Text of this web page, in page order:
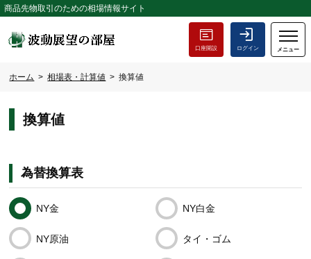
商品先物取引のための相場情報サイト
メニュー
口座開設 ログイン
ホーム 相場表・計算値 換算値
換算値
為替換算表
NY金 NY白金
NY原油 タイ・ゴム